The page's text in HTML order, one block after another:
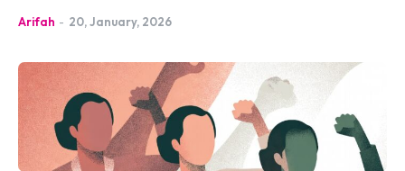
Arifah - 20, January, 2026